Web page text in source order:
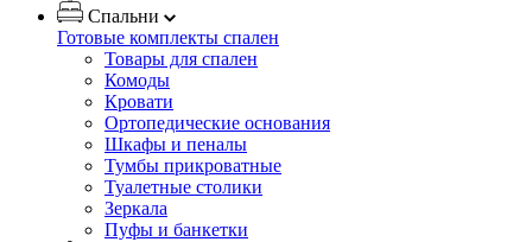
Спальни
Готовые комплекты спален
Товары для спален
Комоды
Кровати
Ортопедические основания
Шкафы и пеналы
Тумбы прикроватные
Туалетные столики
Зеркала
Пуфы и банкетки